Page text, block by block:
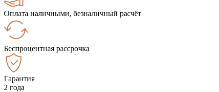
Оплата наличными, безналичный расчёт
Беспроцентная рассрочка
Гарантия
2 года